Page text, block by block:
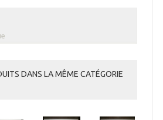
DANS LA MÊME CATÉGORIE